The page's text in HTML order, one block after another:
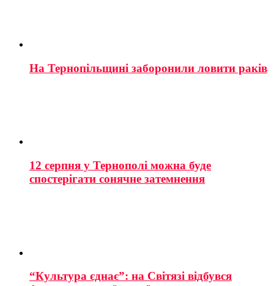
На Тернопільщині заборонили ловити раків
12 серпня у Тернополі можна буде
спостерігати сонячне затемнення
“Культура єднає”: на Світязі відбувся